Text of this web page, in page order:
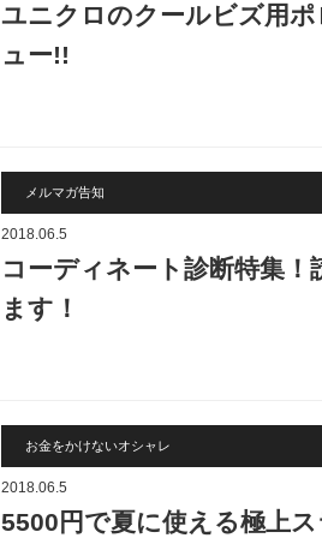
ユニクロのクールビズ用
ュー!!
メルマガ告知
2018.06.5
コーディネート診断特集
ます！
お金をかけないオシャレ
2018.06.5
5500円で夏に使える極上